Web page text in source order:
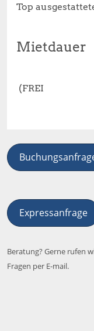
Top
Mietdauer
(FREI
Expressanfrage
Beratung? Gerne rufen
Fragen per E-mail.